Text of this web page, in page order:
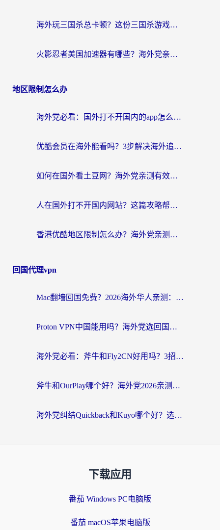
海外玩三国杀总卡顿？这份三国杀游戏加速器指南帮你告别延迟烦恼
火影忍者美国加速器有哪些？海外党亲测的国服游戏加速全攻略（含菲律宾玩三国之刃守望黎明技巧）
地区限制怎么办
海外党必看：国外打不开国内的app怎么办？3步解决你的乡愁
优酷会员在海外能看吗？3步解决海外追剧难题，附实测好用加速器推荐
如何在国外看土豆网？海外党亲测有效的追剧加速器选择指南
人在国外打不开国内网站？这篇攻略帮你无缝解锁国内资源（附交管12123使用技巧）
香港优酷地区限制怎么办？海外党亲测有效的追剧解决方案
回国代理vpn
Mac翻墙回国免费？2026海外华人亲测：从CCTV5直播到国内APP，这样选加速器才靠谱
Proton VPN中国能用吗？海外党选回国加速器的避坑指南（附番茄加速器实测）
海外党必看：斧牛和Fly2CN好用吗？3招教你选对回国加速器（附免费试用攻略）
斧牛和OurPlay哪个好？海外党2026亲测：选对加速器，国内资源秒加载
海外党纠结Quickback和Kuyo哪个好？选对回国加速器才能无缝刷国内资源
下载应用
番茄 Windows PC电脑版
番茄 macOS苹果电脑版